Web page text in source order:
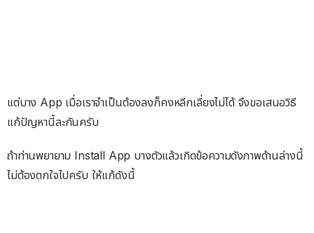
แต่บาง App เมื่อเราจำเป็นต้องลงก็คงหลีกเลี่ยงไม่ได้ จึงขอเสนอวิธี
แก้ปัญหานี้ละกันครับ
ถ้าท่านพยายาม Install App บางตัวแล้วเกิดข้อความดังภาพด้านล่างนี้
ไม่ต้องตกใจไปครับ ให้แก้ดังนี้